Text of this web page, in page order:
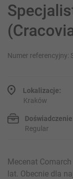
Numer referencyjny:
Lokalizacje:
Kraków
Regular
Mecenat
lat. Obecnie dla